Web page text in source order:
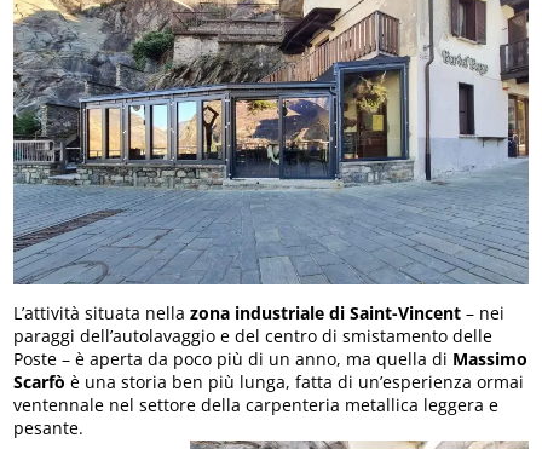
L’attività situata nellazona industriale di Saint-Vincent – nei
paraggi dell’autolavaggio e del centro di smistamento delle
Poste – è aperta da poco più di un anno, ma quella di Massimo
Scarfò è una storia ben più lunga, fatta di un’esperienza ormai
ventennale nel settore della carpenteria metallica leggera e
pesante.